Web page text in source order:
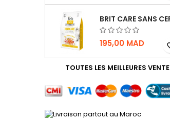
195,00 MAD
TOUTES LES MEILLEURES